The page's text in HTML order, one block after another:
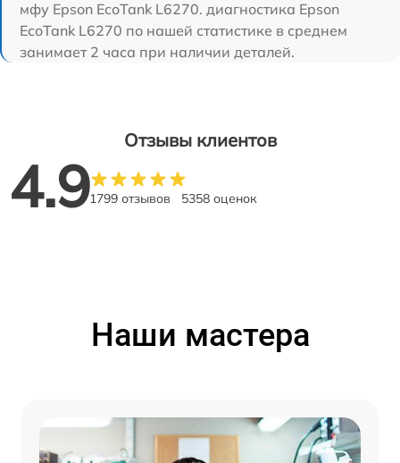
мфу Epson EcoTank L6270. диагностика Epson
EcoTank L6270 по нашей статистике в среднем
занимает 2 часа при наличии деталей.
Отзывы клиентов
4.91799 отзывов 5358 оценок
Наши мастера